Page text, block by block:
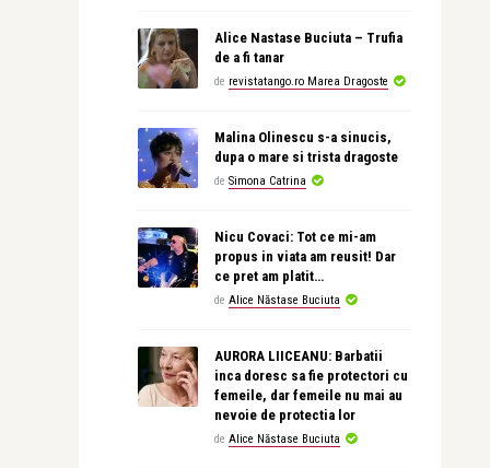
Alice Nastase Buciuta – Trufia
de a fi tanar
de revistatango.ro Marea Dragoste
Malina Olinescu s-a sinucis,
dupa o mare si trista dragoste
de Simona Catrina
Nicu Covaci: Tot ce mi-am
propus in viata am reusit! Dar
ce pret am platit…
de Alice Năstase Buciuta
AURORA LIICEANU: Barbatii
inca doresc sa fie protectori cu
femeile, dar femeile nu mai au
nevoie de protectia lor
de Alice Năstase Buciuta